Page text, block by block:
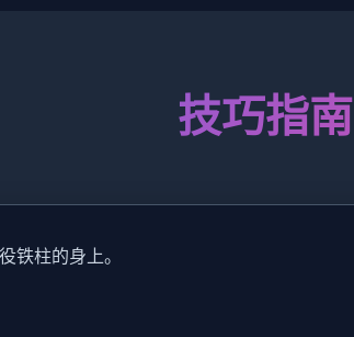
技巧指南
铁柱的身上。